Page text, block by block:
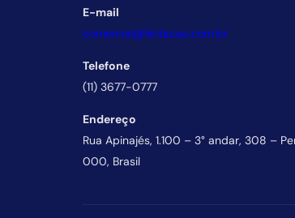
E-mail
comercial@licitacao.com.br
Telefone
(11) 3677-0777
Endereço
Rua Apinajés, 1.100 – 3° andar, 308 –
000, Brasil